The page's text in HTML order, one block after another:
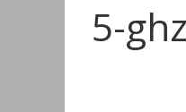
Видео
5-